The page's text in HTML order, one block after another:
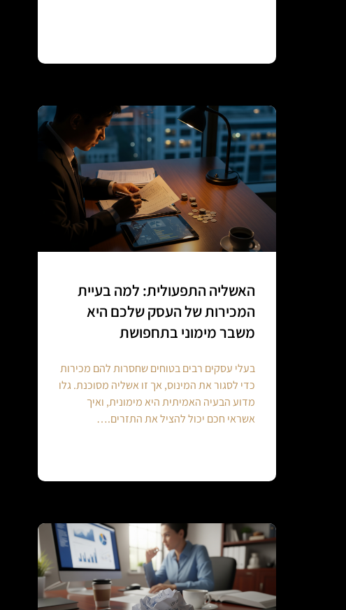
האשליה התפעולית: למה בעיית
המכירות של העסק שלכם היא
משבר מימוני בתחפושת
בעלי עסקים רבים בטוחים שחסרות להם מכירות
כדי לסגור את המינוס, אך זו אשליה מסוכנת. גלו
מדוע הבעיה האמיתית היא מימונית, ואיך
אשראי חכם יכול להציל את התזרים.…